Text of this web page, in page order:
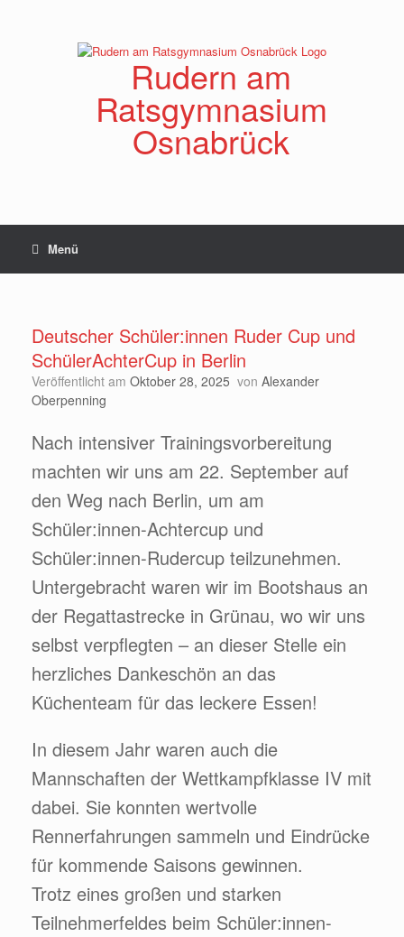
Rudern am
Ratsgymnasium
Osnabrück
Menü
Deutscher Schüler:innen Ruder Cup und
SchülerAchterCup in Berlin
Veröffentlicht am Oktober 28, 2025 von Alexander
Oberpenning
Nach intensiver Trainingsvorbereitung
machten wir uns am 22. September auf
den Weg nach Berlin, um am
Schüler:innen-Achtercup und
Schüler:innen-Rudercup teilzunehmen.
Untergebracht waren wir im Bootshaus an
der Regattastrecke in Grünau, wo wir uns
selbst verpflegten – an dieser Stelle ein
herzliches Dankeschön an das
Küchenteam für das leckere Essen!
In diesem Jahr waren auch die
Mannschaften der Wettkampfklasse IV mit
dabei. Sie konnten wertvolle
Rennerfahrungen sammeln und Eindrücke
für kommende Saisons gewinnen.
Trotz eines großen und starken
Teilnehmerfeldes beim Schüler:innen-